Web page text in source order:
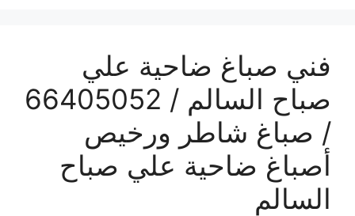
فني صباغ ضاحية علي
صباح السالم / 66405052
/ صباغ شاطر ورخيص
أصباغ ضاحية علي صباح
السالم